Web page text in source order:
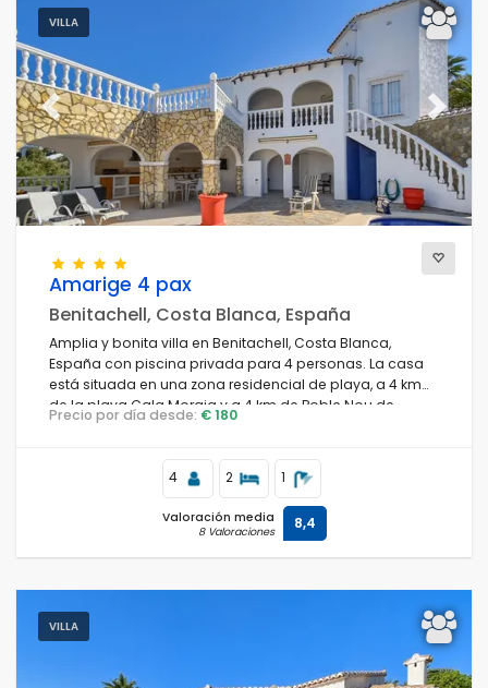
VILLA
Previous Next
Amarige 4 pax
Benitachell, Costa Blanca, España
Amplia y bonita villa en Benitachell, Costa Blanca,
España con piscina privada para 4 personas. La casa
está situada en una zona residencial de playa, a 4 km
de la playa Cala Moraig y a 4 km de Poble Nou de
Benitachell.
Precio por día desde: € 180
4 2 1
Valoración media
8 Valoraciones 8,4
VILLA